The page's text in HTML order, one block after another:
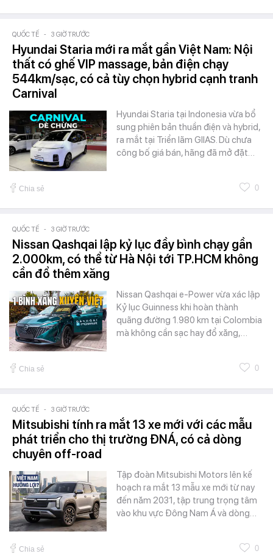
QUỐC TẾ - 3 GIỜ TRƯỚC
Hyundai Staria mới ra mắt gần Việt Nam: Nội
thất có ghế VIP massage, bản điện chạy
544km/sạc, có cả tùy chọn hybrid cạnh tranh
Carnival
Hyundai Staria tại Indonesia vừa bổ
sung phiên bản thuần điện và hybrid,
ra mắt tại Triển lãm GIIAS. Dù chưa
công bố giá bán, hãng đã mở đặt…
Chia sẻ 0
QUỐC TẾ - 3 GIỜ TRƯỚC
Nissan Qashqai lập kỷ lục đầy bình chạy gần
2.000km, có thể từ Hà Nội tới TP.HCM không
cần đổ thêm xăng
Nissan Qashqai e-Power vừa xác lập
Kỷ lục Guinness khi hoàn thành
quãng đường 1.980 km tại Colombia
mà không cần sạc hay đổ xăng,…
Chia sẻ 0
QUỐC TẾ - 3 GIỜ TRƯỚC
Mitsubishi tính ra mắt 13 xe mới với các mẫu
phát triển cho thị trường ĐNÁ, có cả dòng
chuyên off-road
Tập đoàn Mitsubishi Motors lên kế
hoạch ra mắt 13 mẫu xe mới từ nay
đến năm 2031, tập trung trọng tâm
vào khu vực Đông Nam Á và dòng…
Chia sẻ 0